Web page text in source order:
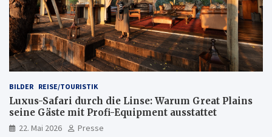
BILDER REISE/TOURISTIK
Luxus-Safari durch die Linse: Warum Great Plains
seine Gäste mit Profi-Equipment ausstattet
22. Mai 2026
Presse